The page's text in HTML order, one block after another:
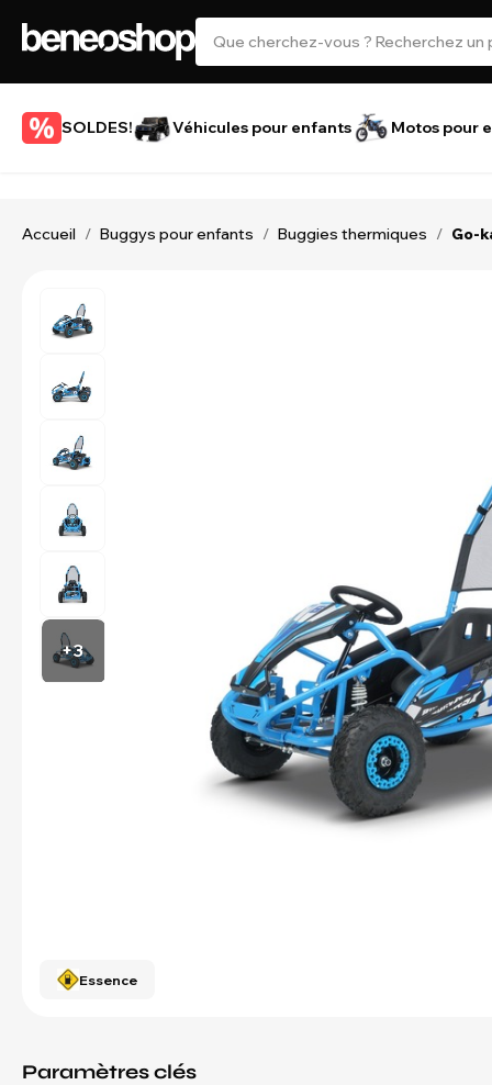
SOLDES! Véhicules pour enfants Motos pour
Accueil / Buggys pour enfants / Buggies thermiques / Go-
Essence
+3
Paramètres clés